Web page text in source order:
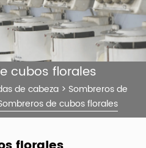
cubos florales
de cabeza > Sombreros de
de cubos florales